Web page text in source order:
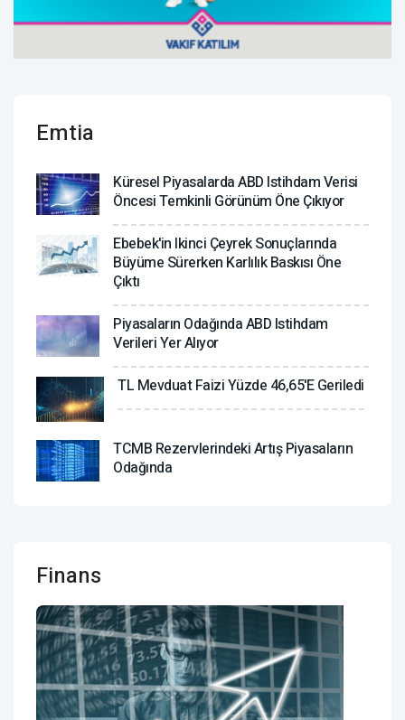
Emtia
Küresel Piyasalarda ABD Istihdam Verisi
Öncesi Temkinli Görünüm Öne Çıkıyor
Ebebek'in Ikinci Çeyrek Sonuçlarında
Büyüme Sürerken Karlılık Baskısı Öne
Çıktı
Piyasaların Odağında ABD Istihdam
Verileri Yer Alıyor
TL Mevduat Faizi Yüzde 46,65'e Geriledi
TCMB Rezervlerindeki Artış Piyasaların
Odağında
Finans